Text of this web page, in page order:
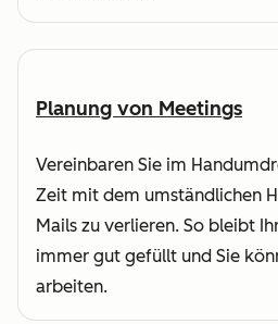
Planung von Meetings
Vereinbaren Sie im
Zeit mit dem umständlichen
Mails zu verlieren. So bleibt
immer gut gefüllt und Sie
arbeiten.